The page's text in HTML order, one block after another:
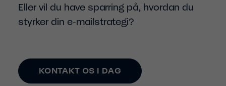
Eller vil du have sparring på, hvordan du
styrker din e-mailstrategi?
KONTAKT OS I DAG